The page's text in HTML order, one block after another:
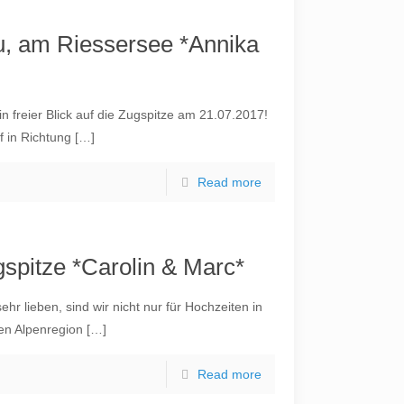
am Riessersee *Annika
freier Blick auf die Zugspitze am 21.07.2017!
in Richtung […]
Read more
*Carolin & Marc*
lieben, sind wir nicht nur für Hochzeiten in
Alpenregion […]
Read more